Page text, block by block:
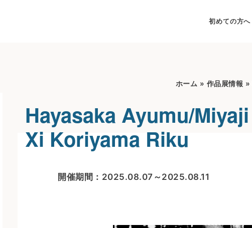
初めての方へ
ホーム » 作品展情報 »
Hayasaka Ayumu/
Xi Koriyama Riku
開催期間：2025.08.07～2025.08.11